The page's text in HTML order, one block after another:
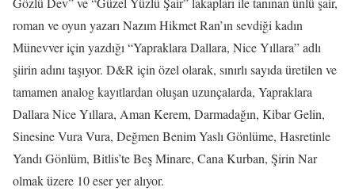
roman ve oyun yazarı Nazım Hikmet Ran’ın sevdiği kadın
Münevver için yazdığı “Yapraklara Dallara, Nice Yıllara” adlı
şiirin adını taşıyor. D&R için özel olarak, sınırlı sayıda üretilen ve
tamamen analog kayıtlardan oluşan uzunçalarda, Yapraklara
Dallara Nice Yıllara, Aman Kerem, Darmadağın, Kibar Gelin,
Sinesine Vura Vura, Değmen Benim Yaslı Gönlüme, Hasretinle
Yandı Gönlüm, Bitlis’te Beş Minare, Cana Kurban, Şirin Nar
olmak üzere 10 eser yer alıyor.